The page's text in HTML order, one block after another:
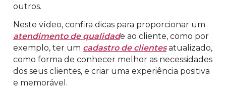
outros.
Neste vídeo, confira dicas para proporcionar um
atendimento de qualidade ao cliente, como por
exemplo, ter um cadastro de clientesatualizado,
como forma de conhecer melhor as necessidades
dos seus clientes, e criar uma experiência positiva
e memorável.